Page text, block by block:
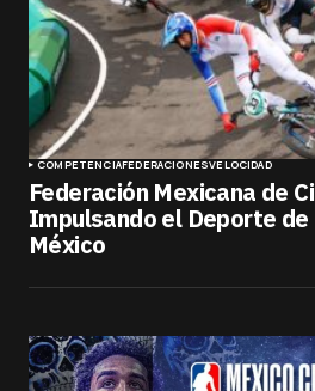
COMPETENCIAFEDERACIONESVELOCIDAD
Federación Mexicana de
Impulsando el Deporte de
México